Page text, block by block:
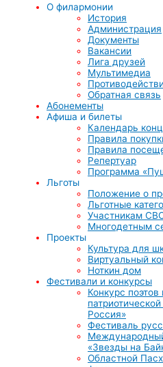
О филармонии
История
Администрация
Документы
Вакансии
Лига друзей
Мультимедиа
Обратная связь
Абонементы
Афиша и билеты
Календарь
Правила
Правила
Репертуар
Программа
Льготы
Положение о
Льготные
Участникам
Многодетным
Проекты
Культура для
Виртуальный
Ноткин дом
Фестивали и конкурсы
Конкурс
Россия»
Фестиваль
«Звезды на
Областной